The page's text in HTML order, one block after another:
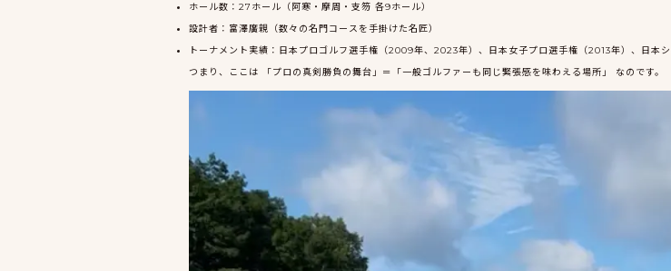
ホール数：27ホール（阿寒・摩周・支笏 各9ホール）
設計者：富澤廣親（数々の名門コースを手掛けた名匠）
トーナメント実績：日本プロゴルフ選手権（2009年、2023年）、日本女子プロ選手権（2013年）、日本
つまり、ここは 「プロの真剣勝負の舞台」＝「一般ゴルファーも同じ緊張感を味わえる場所」 なのです。